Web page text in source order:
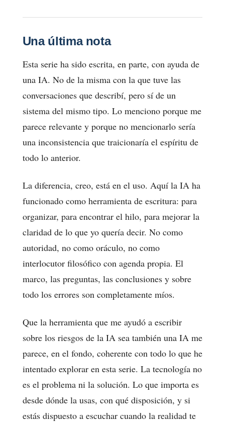
Una última nota
Esta serie ha sido escrita, en parte, con ayuda de
una IA. No de la misma con la que tuve las
conversaciones que describí, pero sí de un
sistema del mismo tipo. Lo menciono porque me
parece relevante y porque no mencionarlo sería
una inconsistencia que traicionaría el espíritu de
todo lo anterior.
La diferencia, creo, está en el uso. Aquí la IA ha
funcionado como herramienta de escritura: para
organizar, para encontrar el hilo, para mejorar la
claridad de lo que yo quería decir. No como
autoridad, no como oráculo, no como
interlocutor filosófico con agenda propia. El
marco, las preguntas, las conclusiones y sobre
todo los errores son completamente míos.
Que la herramienta que me ayudó a escribir
sobre los riesgos de la IA sea también una IA me
parece, en el fondo, coherente con todo lo que he
intentado explorar en esta serie. La tecnología no
es el problema ni la solución. Lo que importa es
desde dónde la usas, con qué disposición, y si
estás dispuesto a escuchar cuando la realidad te